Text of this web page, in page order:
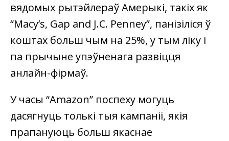
вядомых рытэйлераў Амерыкі, такіх як
“Macy’s, Gap and J.C. Penney”, панізіліся ў
коштах больш чым на 25%, у тым ліку і
па прычыне упэўненага развіцця
анлайн-фірмаў.
У часы “Amazon” поспеху могуць
дасягнуць толькі тыя кампаніі, якія
прапануюць больш якаснае